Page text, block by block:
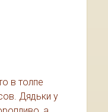
в толпе
Дядьки у